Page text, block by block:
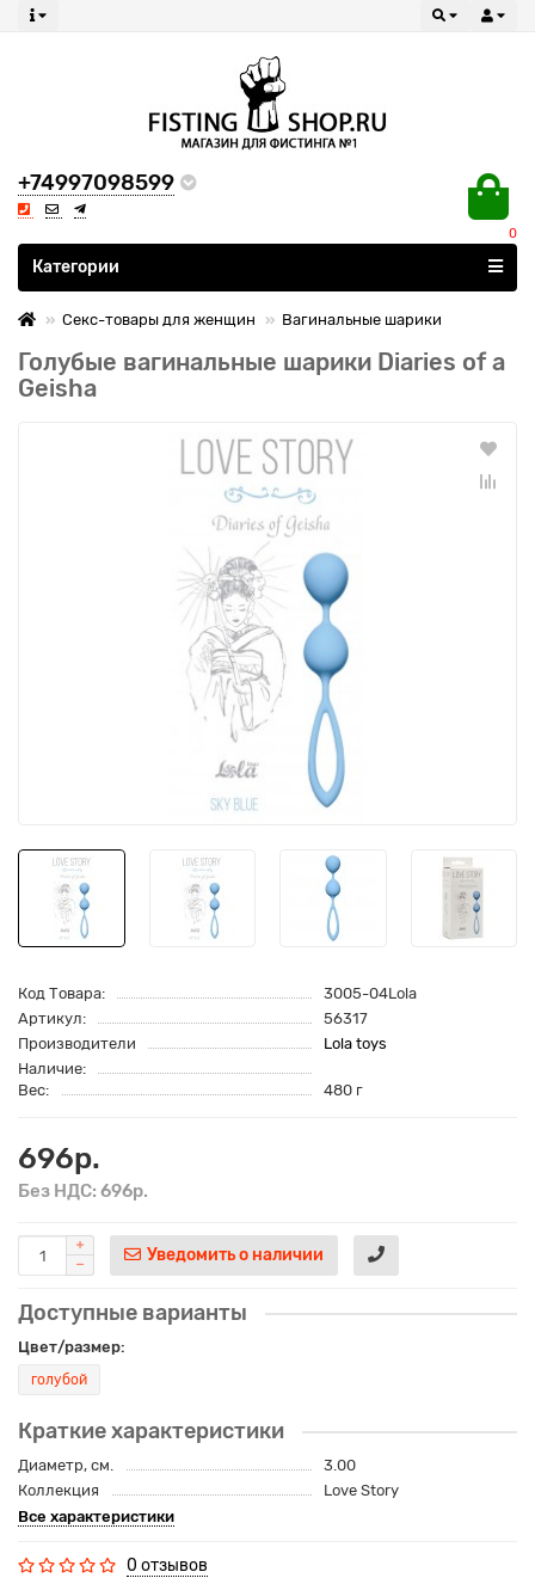
+74997098599
0
Все категории
Категории
Секс-товары для женщин Вагинальные шарики
Голубые вагинальные шарики Diaries of a
Geisha
Код Товара:
3005-04Lola
Артикул:
56317
Производители
Lola toys
Наличие:
Вес:
480 г
696р.
Без НДС: 696р.
Уведомить о наличии
Доступные варианты
Цвет/размер:
голубой
Краткие характеристики
Диаметр, см.
3.00
Коллекция
Love Story
Все характеристики
0 отзывов